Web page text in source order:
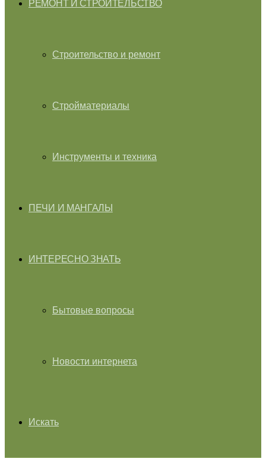
РЕМОНТ И СТРОИТЕЛЬСТВО
Строительство и ремонт
Стройматериалы
Инструменты и техника
ПЕЧИ И МАНГАЛЫ
ИНТЕРЕСНО ЗНАТЬ
Бытовые вопросы
Новости интернета
Искать